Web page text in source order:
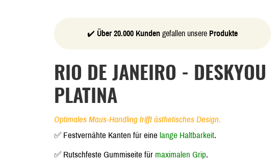
✔️ Über 20.000 Kundengefallen unsere Produkte
RIO DE JANEIRO - DESKYOU
PLATINA
Optimales Maus-Handling trifft ästhetisches Design.
✅ Festvernähte Kanten für eine lange Haltbarkeit.
✅ Rutschfeste Gummiseite für maximalen Grip.